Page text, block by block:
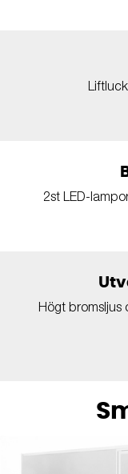
2st LED-
Högt bromsljus